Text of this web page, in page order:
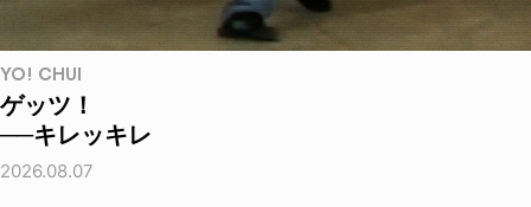
YO! CHUI
ゲッツ！
──キレッキレ
2026.08.07